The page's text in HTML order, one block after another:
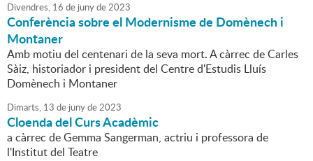
Divendres, 16 de junyde2023
Conferència sobre el Modernisme de Domènech i
Montaner
Amb motiu del centenari de la seva mort. A càrrec de Carles
Sàiz, historiador i president del Centre d'Estudis Lluís
Domènech i Montaner
Dimarts, 13 de junyde2023
Cloenda del Curs Acadèmic
a càrrec de Gemma Sangerman, actriu i professora de
l'Institut del Teatre